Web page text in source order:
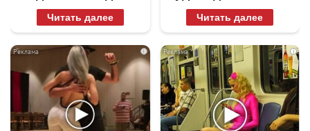
Читать далее Читать далее
i i